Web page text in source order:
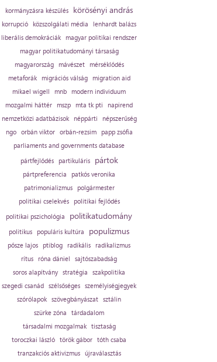
kormányzásra készülés
körösényi andrás
korrupció közszolgálati média
lenhardt balázs
liberális demokráciák
magyar politikai rendszer
magyar politikatudományi társaság
magyarország
mávészet
mérséklődés
metaforák
migrációs válság
migration aid
mikael wigell
mnb
modern individuum
mozgalmi háttér
mszp mta tk pti
napirend
nemzetközi adatbázisok
néppárti
népszerűség
ngo orbán viktor orbán-rezsim
papp zsófia
parliaments and governments database
pártfejlődés
partikuláris pártok
pártpreferencia
patkós veronika
patrimonializmus
polgármester
politikai cselekvés
politikai fejlődés
politikai pszichológia
politikatudomány
politikus populáris kultúra populizmus
pősze lajos ptiblog radikális
radikalizmus
rítus
róna dániel
sajtószabadság
soros alapítvány stratégia
szakpolitika
szegedi csanád szélsőséges személyiségjegyek
szórólapok szövegbányászat sztálin
szürke zóna
tárdadalom
társadalmi mozgalmak tisztaság
toroczkai lászló török gábor tóth csaba
tranzakciós aktivizmus újraválasztás